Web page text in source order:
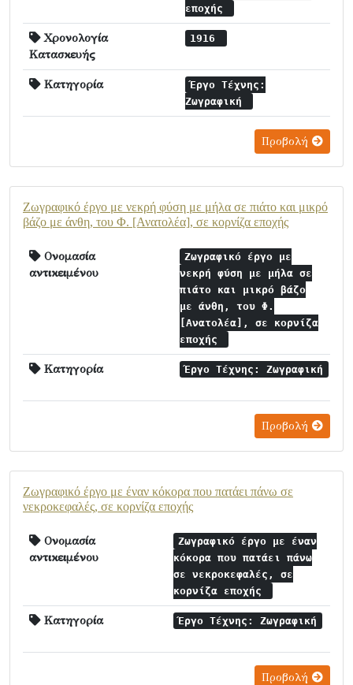
εποχής
Χρονολογία
Κατασκευής
1916
Κατηγορία
Έργο Τέχνης:
Ζωγραφική
Προβολή
Ζωγραφικό έργο με νεκρή φύση με μήλα σε πιάτο και μικρό
βάζο με άνθη, του Φ. [Ανατολέα], σε κορνίζα εποχής
Ονομασία
αντικειμένου
Ζωγραφικό έργο με
νεκρή φύση με μήλα σε
πιάτο και μικρό βάζο
με άνθη, του Φ.
[Ανατολέα], σε κορνίζα
εποχής
Κατηγορία Έργο Τέχνης: Ζωγραφική
Προβολή
Ζωγραφικό έργο με έναν κόκορα που πατάει πάνω σε
νεκροκεφαλές, σε κορνίζα εποχής
Ονομασία
αντικειμένου
Ζωγραφικό έργο με έναν
κόκορα που πατάει πάνω
σε νεκροκεφαλές, σε
κορνίζα εποχής
Κατηγορία Έργο Τέχνης: Ζωγραφική
Προβολή